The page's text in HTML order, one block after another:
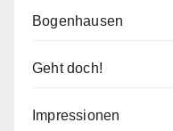
Bogenhausen
Geht doch!
Impressionen